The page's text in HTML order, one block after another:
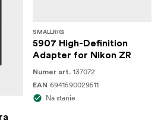
SMALLRIG
5907 High-Definition
Adapter for Nikon ZR
Numer art. 137072
EAN 6941590029511
Na stanie